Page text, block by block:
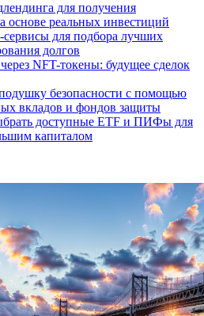
для получения
основе реальных инвестиций
сервисы для подбора лучших
долгов
NFT-токены: будущее сделок
безопасности с помощью
вкладов и фондов защиты
доступные ETF и ПИФы для
капиталом